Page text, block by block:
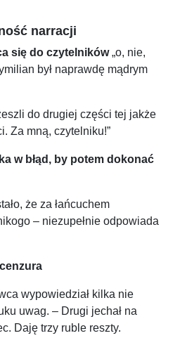
narracji
się do czytelników„o, nie,
był naprawdę mądrym
do drugiej części tej jakże
Za mną, czytelniku!”
w błąd, by potem dokonać
że za łańcuchem
– niezupełnie odpowiada
wypowiedział kilka nie
uwag. – Drugi jechał na
Daję trzy ruble reszty.